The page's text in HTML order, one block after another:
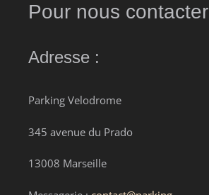
Pour nous contacter
Adresse :
Parking Velodrome
345 avenue du Prado
13008 Marseille